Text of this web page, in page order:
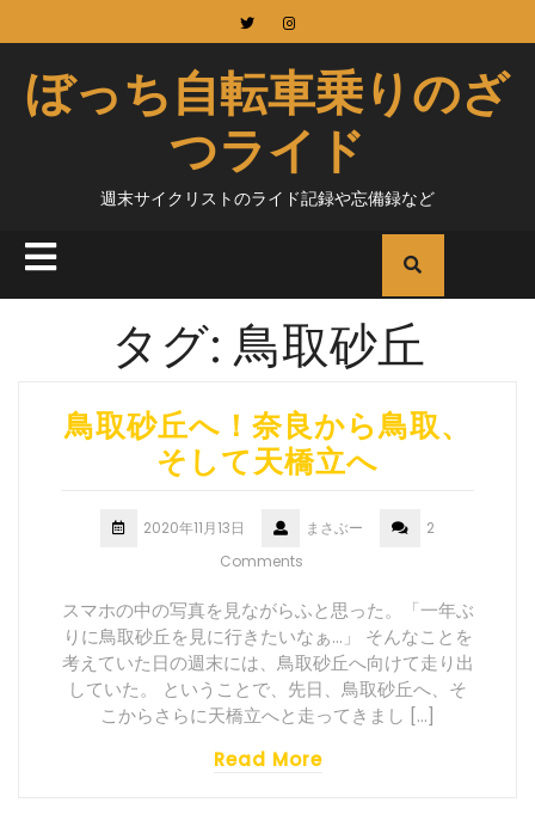
to
ぼっち自転車乗りのざ
つライド
週末サイクリストのライド記録や忘備録など
Open
Button
タグ: 鳥取砂丘
鳥取砂丘へ！奈良から鳥取、
そして天橋立へ
2020年11月13日 まさぶー
2
Comments
スマホの中の写真を見ながらふと思った。「一年ぶ
りに鳥取砂丘を見に行きたいなぁ…」 そんなことを
考えていた日の週末には、鳥取砂丘へ向けて走り出
していた。 ということで、先日、鳥取砂丘へ、そ
こからさらに天橋立へと走ってきまし […]
Read More